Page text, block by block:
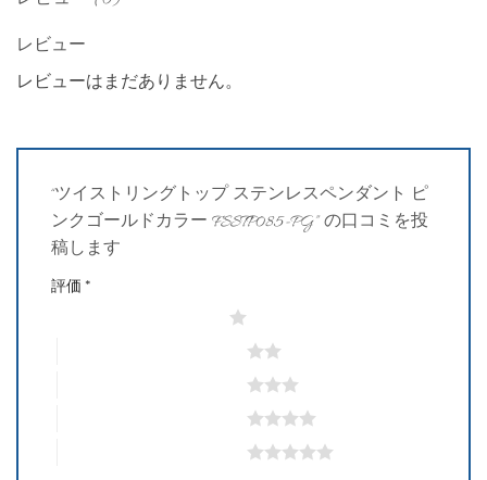
レビュー
レビューはまだありません。
“ツイストリングトップ ステンレスペンダント ピ
ンクゴールドカラー FSSTP085-PG” の口コミを投
稿します
評価 *